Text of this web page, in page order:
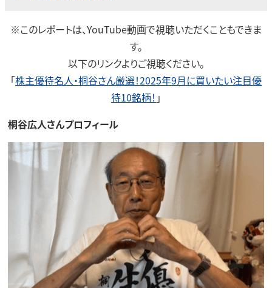
※このレポートは、YouTube動画で視聴いただくこともできま
す。
以下のリンクよりご視聴ください。
「株主優待名人・桐谷さん厳選！2025年9月に買いたい注目優
待10銘柄！ 」
桐谷広人さんプロフィール